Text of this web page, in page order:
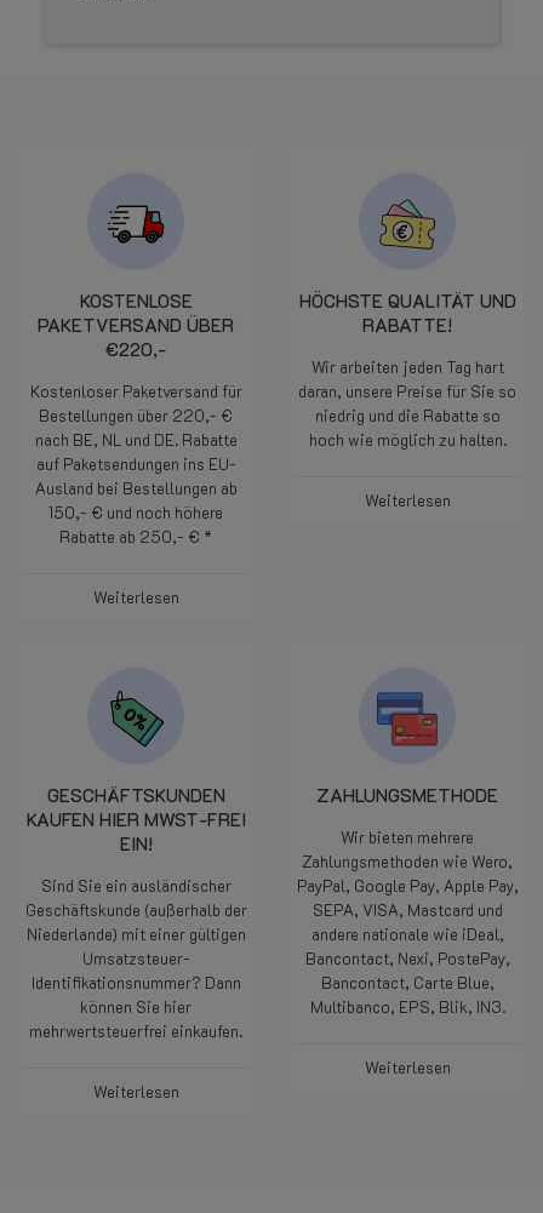
KOSTENLOSE
PAKETVERSAND ÜBER
€220,-
Kostenloser Paketversand für
Bestellungen über 220,- €
nach BE, NL und DE. Rabatte
auf Paketsendungen ins EU-
Ausland bei Bestellungen ab
150,- € und noch höhere
Rabatte ab 250,- € *
Weiterlesen
HÖCHSTE QUALITÄT UND
RABATTE!
Wir arbeiten jeden Tag hart
daran, unsere Preise für Sie so
niedrig und die Rabatte so
hoch wie möglich zu halten.
Weiterlesen
GESCHÄFTSKUNDEN
KAUFEN HIER MWST-FREI
EIN!
Sind Sie ein ausländischer
Geschäftskunde (außerhalb der
Niederlande) mit einer gültigen
Umsatzsteuer-
Identifikationsnummer? Dann
können Sie hier
mehrwertsteuerfrei einkaufen.
Weiterlesen
ZAHLUNGSMETHODE
Wir bieten mehrere
Zahlungsmethoden wie Wero,
PayPal, Google Pay, Apple Pay,
SEPA, VISA, Mastcard und
andere nationale wie iDeal,
Bancontact, Nexi, PostePay,
Bancontact, Carte Blue,
Multibanco, EPS, Blik, IN3.
Weiterlesen